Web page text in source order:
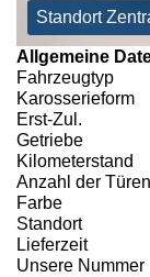
Standort
Allgemeine
Fahrzeugtyp
Karosserieform
Erst-Zul.
Getriebe
Kilometerstand
Anzahl der Türen
Farbe
Standort
Lieferzeit
Unsere Nummer